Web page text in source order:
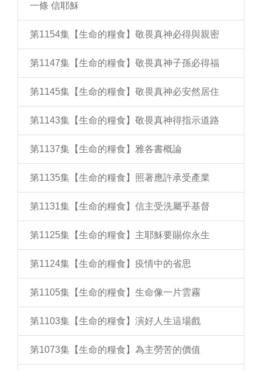
一條 信耶穌
第1154集【生命的糧食】敬畏真神必得與親密
第1147集【生命的糧食】敬畏真神子孫必得福
第1145集【生命的糧食】敬畏真神必安然居住
第1143集【生命的糧食】敬畏真神得指示道路
第1137集【生命的糧食】雅各書概論
第1135集【生命的糧食】照著應許承受產業
第1131集【生命的糧食】信主受洗屬乎基督
第1125集【生命的糧食】主耶穌要賜你永生
第1124集【生命的糧食】疫情中的省思
第1105集【生命的糧食】生命像一片雲霧
第1103集【生命的糧食】演好人生這場戲
第1073集【生命的糧食】為主勞苦的價值